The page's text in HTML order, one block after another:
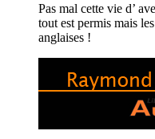
Pas mal cette vie d’
tout est permis mais
anglaises !